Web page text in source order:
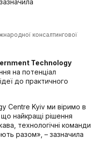
консалтингової
Technology
на потенціал
до практичного
Centre Kyiv ми віримо в
що найкращі рішення
технологічні команди
разом» , – зазначила